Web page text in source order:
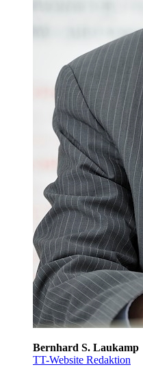
Bernhard S. Laukamp
TT-Website Redaktion